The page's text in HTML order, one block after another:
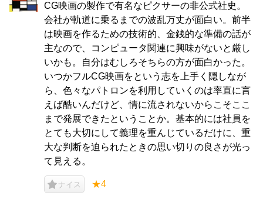
CG映画の製作で有名なピクサーの非公式社史。
会社が軌道に乗るまでの波乱万丈が面白い。前半
は映画を作るための技術的、金銭的な準備の話が
主なので、コンピュータ関連に興味がないと厳し
いかも。自分はむしろそちらの方が面白かった。
いつかフルCG映画をという志を上手く隠しなが
ら、色々なパトロンを利用していくのは率直に言
えば酷いんだけど、情に流されないからこそここ
まで発展できたということか。基本的には社員を
とても大切にして義理を重んじているだけに、重
大な判断を迫られたときの思い切りの良さが光っ
て見える。
ナイス ★4